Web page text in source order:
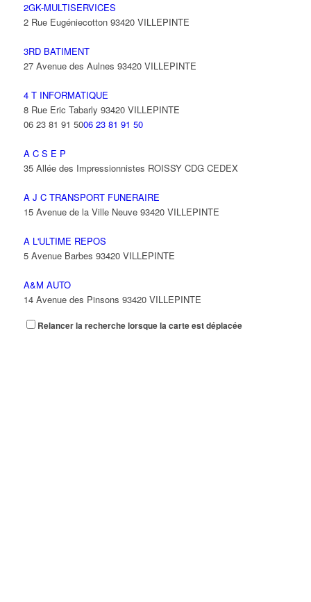
2GK-MULTISERVICES
2 Rue Eugéniecotton 93420 VILLEPINTE
3RD BATIMENT
27 Avenue des Aulnes 93420 VILLEPINTE
4 T INFORMATIQUE
8 Rue Eric Tabarly 93420 VILLEPINTE
06 23 81 91 5006 23 81 91 50
A C S E P
35 Allée des Impressionnistes ROISSY CDG CEDEX
A J C TRANSPORT FUNERAIRE
15 Avenue de la Ville Neuve 93420 VILLEPINTE
A L'ULTIME REPOS
5 Avenue Barbes 93420 VILLEPINTE
A&M AUTO
14 Avenue des Pinsons 93420 VILLEPINTE
A&N EXPORTS LTD
Relancer la recherche lorsque la carte est déplacée